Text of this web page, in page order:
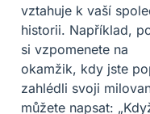
vztahuje k vaší
historii. Například,
si vzpomenete na
okamžik, kdy jste
zahlédli svoji
můžete napsat: